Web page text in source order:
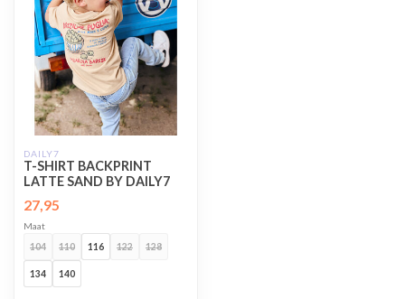
DAILY7
T-SHIRT BACKPRINT
LATTE SAND BY DAILY7
27,95
Maat
104
110 116 122 128
134 140